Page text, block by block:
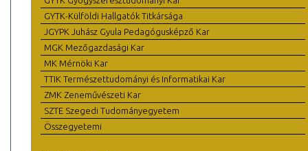
GYTK-Külföldi Hallgatók Titkársága
JGYPK Juhász Gyula Pedagógusképző Kar
MGK Mezőgazdasági Kar
MK Mérnöki Kar
TTIK Természettudományi és Informatikai Kar
ZMK Zeneművészeti Kar
SZTE Szegedi Tudományegyetem
Összegyetemi